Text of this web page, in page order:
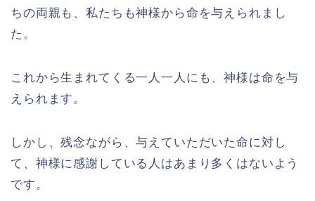
ちの両親も、私たちも神様から命を与えられまし
た。
これから生まれてくる一人一人にも、神様は命を与
えられます。
しかし、残念ながら、与えていただいた命に対し
て、神様に感謝している人はあまり多くはないよう
です。